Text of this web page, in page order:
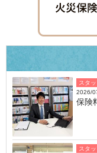
スタ
2026/
保険
スタ